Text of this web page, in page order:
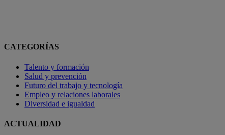
CATEGORÍAS
Talento y formación
Salud y prevención
Futuro del trabajo y tecnología
Empleo y relaciones laborales
Diversidad e igualdad
ACTUALIDAD